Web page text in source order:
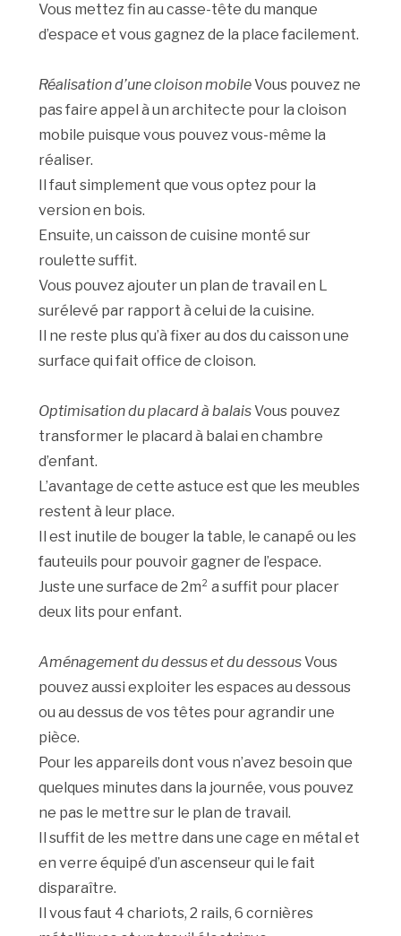
Vous mettez fin au casse-tête du manque
d’espace et vous gagnez de la place facilement.
Réalisation d’une cloison mobileVous pouvez ne
pas faire appel à un architecte pour la cloison
mobile puisque vous pouvez vous-même la
réaliser.
Il faut simplement que vous optez pour la
version en bois.
Ensuite, un caisson de cuisine monté sur
roulette suffit.
Vous pouvez ajouter un plan de travail en L
surélevé par rapport à celui de la cuisine.
Il ne reste plus qu’à fixer au dos du caisson une
surface qui fait office de cloison.
Optimisation du placard à balaisVous pouvez
transformer le placard à balai en chambre
d’enfant.
L’avantage de cette astuce est que les meubles
restent à leur place.
Il est inutile de bouger la table, le canapé ou les
fauteuils pour pouvoir gagner de l’espace.
Juste une surface de 2m² a suffit pour placer
deux lits pour enfant.
Aménagement du dessus et du dessousVous
pouvez aussi exploiter les espaces au dessous
ou au dessus de vos têtes pour agrandir une
pièce.
Pour les appareils dont vous n’avez besoin que
quelques minutes dans la journée, vous pouvez
ne pas le mettre sur le plan de travail.
Il suffit de les mettre dans une cage en métal et
en verre équipé d’un ascenseur qui le fait
disparaître.
Il vous faut 4 chariots, 2 rails, 6 cornières